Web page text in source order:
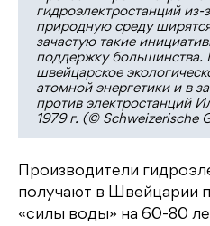
гидроэлектростанций из-
природную среду
зачастую такие
поддержку большинства.
швейцарское
атомной энергетики и в
против электростанций
1979 г. (© Schweizerische
Производители
получают в Швейцарии
«силы воды» на 60-80